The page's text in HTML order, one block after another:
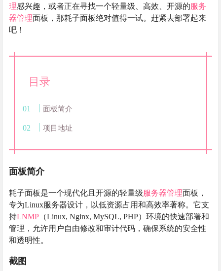
理感兴趣，或者正在寻找一个轻量级、高效、开源的服务
器管理面板，那耗子面板绝对值得一试。赶紧去部署起来
吧！
目录
面板简介
项目地址
面板简介
耗子面板是一个现代化且开源的轻量级服务器管理面板，
专为Linux服务器设计，以低资源占用和高效率著称。它支
持LNMP （Linux, Nginx, MySQL, PHP）环境的快速部署和
管理，允许用户自由修改和审计代码，确保系统的安全性
和透明性。
截图